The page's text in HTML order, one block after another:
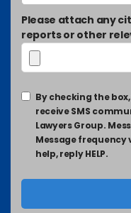
Please attach any
reports or other
By checking the
receive SMS
Lawyers Group.
Message frequency
help, reply HELP.